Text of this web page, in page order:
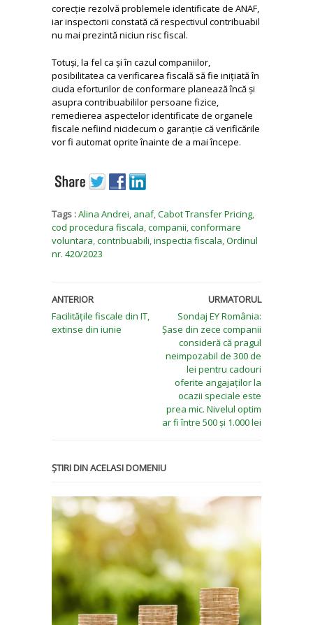
corecție rezolvă problemele identificate de ANAF,
iar inspectorii constată că respectivul contribuabil
nu mai prezintă niciun risc fiscal.
Totuși, la fel ca și în cazul companiilor,
posibilitatea ca verificarea fiscală să fie inițiată în
ciuda eforturilor de conformare planează încă și
asupra contribuabililor persoane fizice,
remedierea aspectelor identificate de organele
fiscale nefiind nicidecum o garanție că verificările
vor fi automat oprite înainte de a mai începe.
Tags :Alina Andrei, anaf,Cabot Transfer Pricing,
cod procedura fiscala,companii,conformare
voluntara,contribuabili,inspectia fiscala,Ordinul
nr. 420/2023
ANTERIOR
Facilitățile fiscale din IT,
extinse din iunie
URMATORUL
Sondaj EY România:
Șase din zece companii
consideră că pragul
neimpozabil de 300 de
lei pentru cadouri
oferite angajaților la
ocazii speciale este
prea mic. Nivelul optim
ar fi între 500 și 1.000 lei
ȘTIRI DIN ACELASI DOMENIU